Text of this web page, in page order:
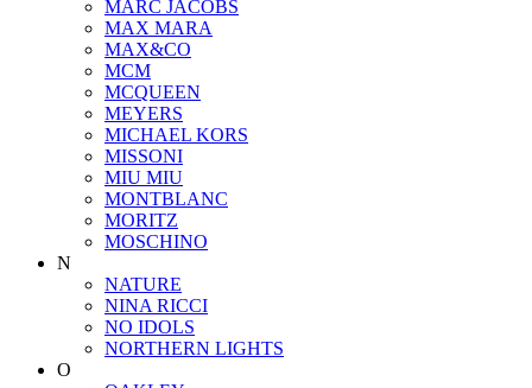
MARC JACOBS
MAX MARA
MAX&CO
MCM
MCQUEEN
MEYERS
MICHAEL KORS
MISSONI
MIU MIU
MONTBLANC
MORITZ
MOSCHINO
N
NATURE
NINA RICCI
NO IDOLS
NORTHERN LIGHTS
O